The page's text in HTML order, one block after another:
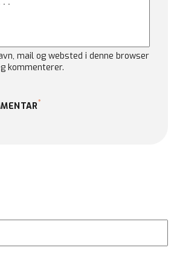
mail og websted i denne browser
kommenterer.